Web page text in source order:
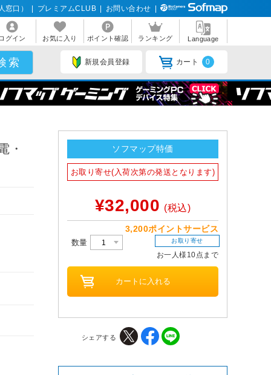
窓口） プレミアムCLUB お問い合わせ
グイン お気に入り ポイント確認 ランキング Language
新規会員登録 カート 0
・ ソフマップ特価
お取り寄せ(入荷次第の発送となります)
¥32,000 (税込)
3,200ポイントサービス
数量 お取り寄せ
お一人様10点まで
シェアする